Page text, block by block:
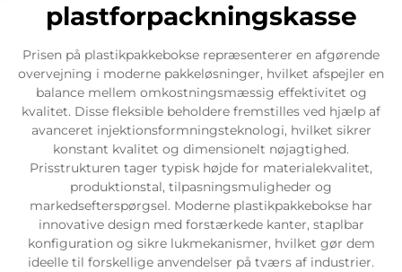
plastforpackningskasse
Prisen på plastikpakkebokse repræsenterer en afgørende
overvejning i moderne pakkeløsninger, hvilket afspejler en
balance mellem omkostningsmæssig effektivitet og
kvalitet. Disse fleksible beholdere fremstilles ved hjælp af
avanceret injektionsformningsteknologi, hvilket sikrer
konstant kvalitet og dimensionelt nøjagtighed.
Prisstrukturen tager typisk højde for materialekvalitet,
produktionstal, tilpasningsmuligheder og
markedsefterspørgsel. Moderne plastikpakkebokse har
innovative design med forstærkede kanter, staplbar
konfiguration og sikre lukmekanismer, hvilket gør dem
ideelle til forskellige anvendelser på tværs af industrier.